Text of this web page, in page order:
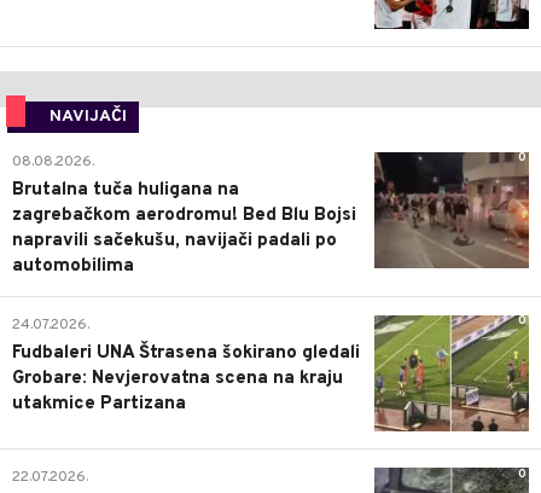
NAVIJAČI
0
08.08.2026.
Brutalna tuča huligana na
zagrebačkom aerodromu! Bed Blu Bojsi
napravili sačekušu, navijači padali po
automobilima
0
24.07.2026.
Fudbaleri UNA Štrasena šokirano gledali
Grobare: Nevjerovatna scena na kraju
utakmice Partizana
0
22.07.2026.